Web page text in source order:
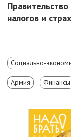
налогов и
Социально-
Армия Финансы